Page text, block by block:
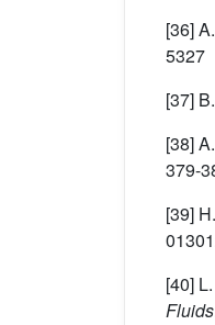
[36]
5327
[37]
[38]
379-
[39]
[40]
Fluids